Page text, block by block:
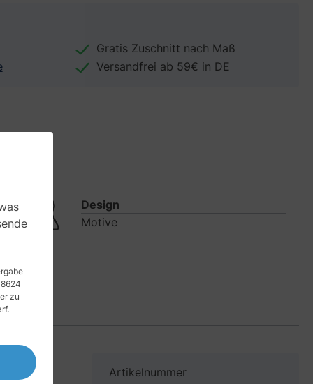
Gratis Zuschnitt nach Maß
Versandfrei ab 59€ in DE
Design
Motive
Artikelnummer
zu